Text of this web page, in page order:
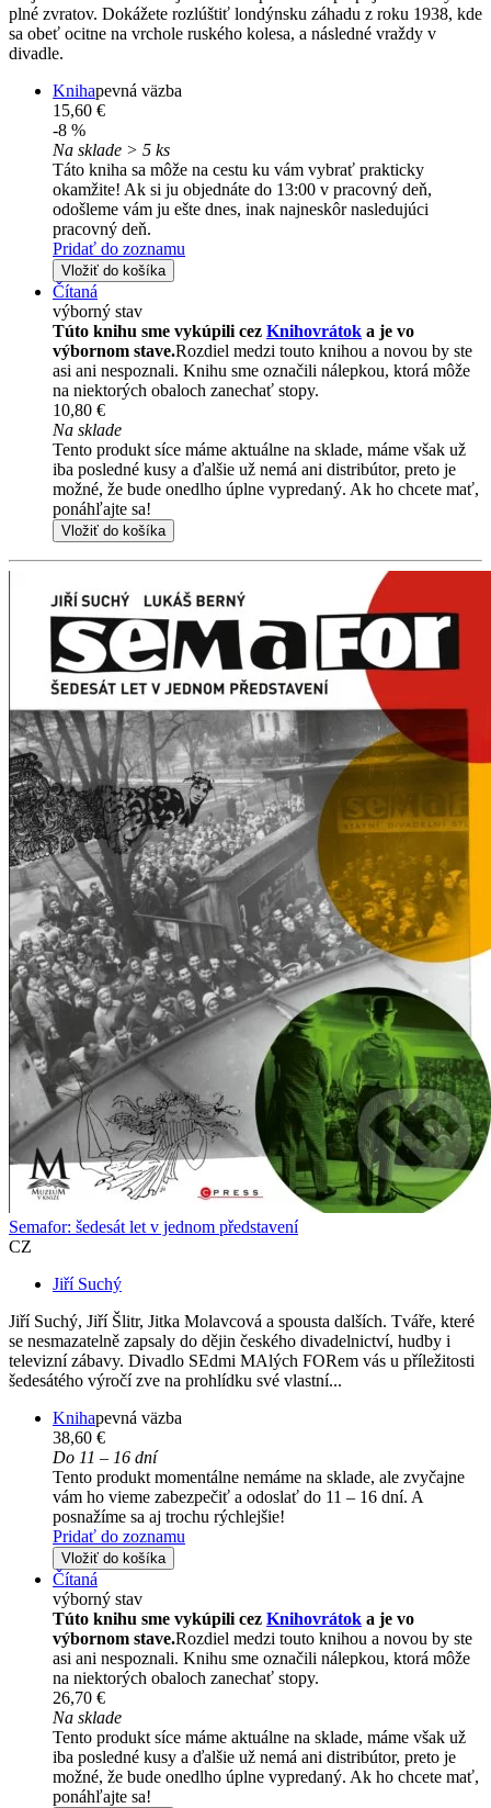
plné zvratov. Dokážete rozlúštiť londýnsku záhadu z roku 1938, kde
sa obeť ocitne na vrchole ruského kolesa, a následné vraždy v
divadle.
Knihapevná väzba
15,60 €
-8 %
Na sklade > 5 ks
Táto kniha sa môže na cestu ku vám vybrať prakticky
okamžite! Ak si ju objednáte do 13:00 v pracovný deň,
odošleme vám ju ešte dnes, inak najneskôr nasledujúci
pracovný deň.
Pridať do zoznamu
Vložiť do košíka
Čítaná
výborný stav
Túto knihu sme vykúpili cez Knihovrátok a je vo
výbornom stave.Rozdiel medzi touto knihou a novou by ste
asi ani nespoznali. Knihu sme označili nálepkou, ktorá môže
na niektorých obaloch zanechať stopy.
10,80 €
Na sklade
Tento produkt síce máme aktuálne na sklade, máme však už
iba posledné kusy a ďalšie už nemá ani distribútor, preto je
možné, že bude onedlho úplne vypredaný. Ak ho chcete mať,
ponáhľajte sa!
Vložiť do košíka
Semafor: šedesát let v jednom představení
CZ
Jiří Suchý
Jiří Suchý, Jiří Šlitr, Jitka Molavcová a spousta dalších. Tváře, které
se nesmazatelně zapsaly do dějin českého divadelnictví, hudby i
televizní zábavy. Divadlo SEdmi MAlých FORem vás u příležitosti
šedesátého výročí zve na prohlídku své vlastní...
Knihapevná väzba
38,60 €
Do 11 – 16 dní
Tento produkt momentálne nemáme na sklade, ale zvyčajne
vám ho vieme zabezpečiť a odoslať do 11 – 16 dní. A
posnažíme sa aj trochu rýchlejšie!
Pridať do zoznamu
Vložiť do košíka
Čítaná
výborný stav
Túto knihu sme vykúpili cez Knihovrátok a je vo
výbornom stave.Rozdiel medzi touto knihou a novou by ste
asi ani nespoznali. Knihu sme označili nálepkou, ktorá môže
na niektorých obaloch zanechať stopy.
26,70 €
Na sklade
Tento produkt síce máme aktuálne na sklade, máme však už
iba posledné kusy a ďalšie už nemá ani distribútor, preto je
možné, že bude onedlho úplne vypredaný. Ak ho chcete mať,
ponáhľajte sa!